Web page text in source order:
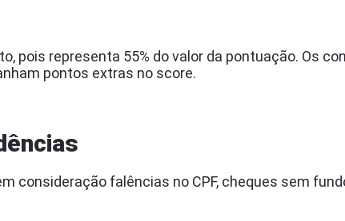
pois representa 55% do valor da pontuação. Os
pontos extras no score.
consideração falências no CPF, cheques sem